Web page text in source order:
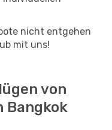
nicht entgehen
mit uns!
von
Bangkok